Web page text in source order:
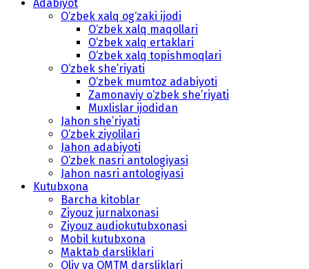
Adabiyot
O‘zbek xalq og‘zaki ijodi
O‘zbek xalq maqollari
O‘zbek xalq ertaklari
O‘zbek xalq topishmoqlari
O‘zbek she’riyati
O‘zbek mumtoz adabiyoti
Zamonaviy o‘zbek she’riyati
Muxlislar ijodidan
Jahon she’riyati
O‘zbek ziyolilari
Jahon adabiyoti
O‘zbek nasri antologiyasi
Jahon nasri antologiyasi
Kutubxona
Barcha kitoblar
Ziyouz jurnalxonasi
Ziyouz audiokutubxonasi
Mobil kutubxona
Maktab darsliklari
Oliy va OMTM darsliklari